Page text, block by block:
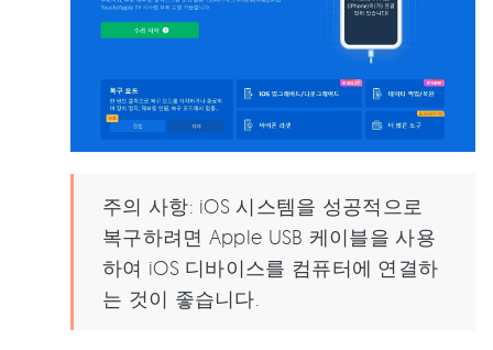
주의 사항: iOS 시스템을 성공적으로
복구하려면 Apple USB 케이블을 사용
하여 iOS 디바이스를 컴퓨터에 연결하
는 것이 좋습니다.